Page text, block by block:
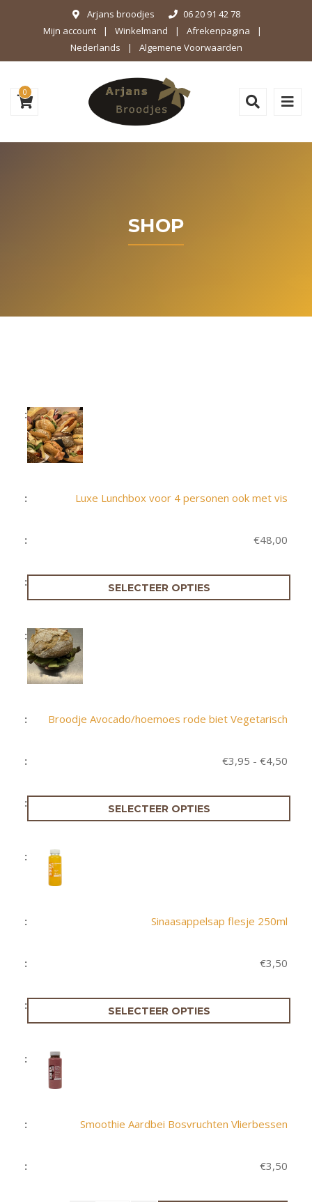
Arjans broodjes
06 20 91 42 78
Mijn account
Winkelmand
Afrekenpagina
Nederlands
Algemene Voorwaarden
0
SHOP
Luxe Lunchbox voor 4 personen ook met vis
€48,00
SELECTEER OPTIES
Broodje Avocado/hoemoes rode biet Vegetarisch
€3,95 - €4,50
SELECTEER OPTIES
Sinaasappelsap flesje 250ml
€3,50
SELECTEER OPTIES
Smoothie Aardbei Bosvruchten Vlierbessen
€3,50